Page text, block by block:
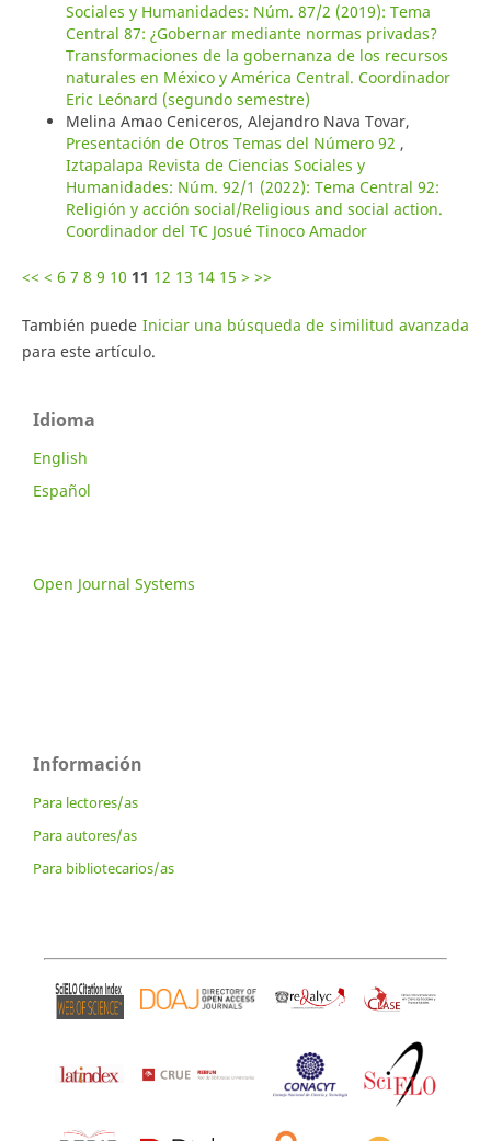
Sociales y Humanidades: Núm. 87/2 (2019): Tema
Central 87: ¿Gobernar mediante normas privadas?
Transformaciones de la gobernanza de los recursos
naturales en México y América Central. Coordinador
Eric Leónard (segundo semestre)
Melina Amao Ceniceros, Alejandro Nava Tovar,
Presentación de Otros Temas del Número 92 ,
Iztapalapa Revista de Ciencias Sociales y
Humanidades: Núm. 92/1 (2022): Tema Central 92:
Religión y acción social/Religious and social action.
Coordinador del TC Josué Tinoco Amador
<< < 6 7 8 9 10 11 12 13 14 15 > >>
También puede Iniciar una búsqueda de similitud avanzada
para este artículo.
Idioma
English
Español
Open Journal Systems
Información
Para lectores/as
Para autores/as
Para bibliotecarios/as